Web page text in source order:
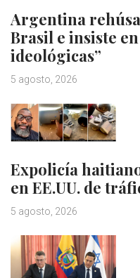
Argentina
Brasil e insiste
ideológicas”
5 agosto, 2026
Expolicía
en EE.UU. de
5 agosto, 2026